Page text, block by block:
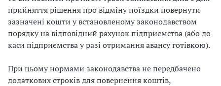
прийняття рішення про відміну поїздки повернути
зазначені кошти у встановленому законодавством
порядку на відповідний рахунок підприємства (або до
каси підприємства у разі отримання авансу готівкою).
При цьому нормами законодавства не передбачено
додаткових строків для повернення коштів,